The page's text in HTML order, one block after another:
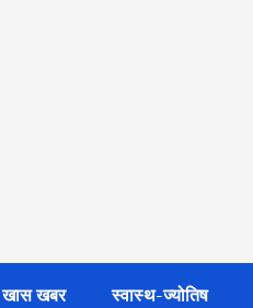
खास खबर स्वास्थ-ज्योतिष